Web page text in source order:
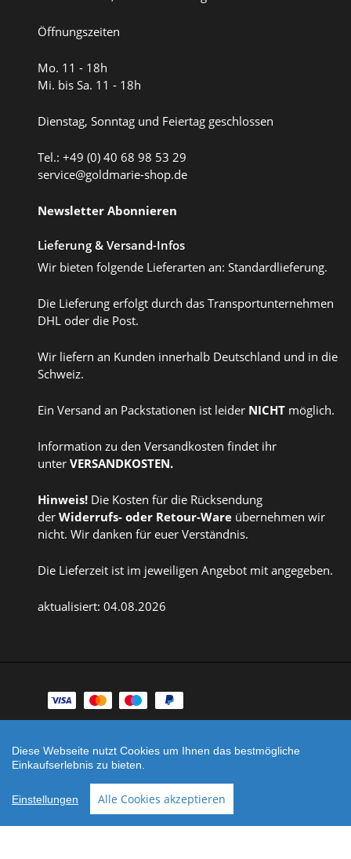
Öffnungszeiten
Mo. 11 - 18h
Mi. bis Sa. 11 - 18h
Dienstag, Sonntag und Feiertag geschlossen
Tel.: +49 (0) 40 68 98 53 29
service@goldmarie-shop.de
Newsletter Abonnieren
Lieferung & Versand-Infos
Wir bieten folgende Lieferarten an: Standardlieferung.
Die Lieferung erfolgt durch das Transportunternehmen
DHL oder die Post.
Wir liefern an Kunden innerhalb Deutschland und in die
Schweiz.
Ein Versand an Packstationen ist leider NICHT möglich.
Information zu den Versandkosten findet ihr
unter VERSANDKOSTEN.
Hinweis! Die Kosten für die Rücksendung
der Widerrufs- oder Retour-Ware übernehmen wir
nicht. Wir danken für euer Verständnis.
Die Lieferzeit ist im jeweiligen Angebot mit angegeben.
aktualisiert: 04.08.2026
Zahlungsarten
Shop erstellt mit
VersaCommerce.
lokal.de
Diese Webseite nutzt Cookies um Ihnen das bestmögliche
Einkaufserlebnis zu bieten.
Einstellungen Alle Cookies akzeptieren